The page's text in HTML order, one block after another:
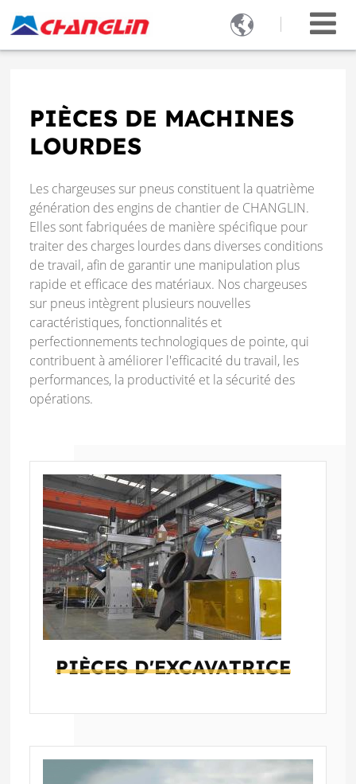

PIÈCES DE MACHINES
LOURDES
Les chargeuses sur pneus constituent la quatrième
génération des engins de chantier de CHANGLIN.
Elles sont fabriquées de manière spécifique pour
traiter des charges lourdes dans diverses conditions
de travail, afin de garantir une manipulation plus
rapide et efficace des matériaux. Nos chargeuses
sur pneus intègrent plusieurs nouvelles
caractéristiques, fonctionnalités et
perfectionnements technologiques de pointe, qui
contribuent à améliorer l'efficacité du travail, les
performances, la productivité et la sécurité des
opérations.
PIÈCES D'EXCAVATRICE